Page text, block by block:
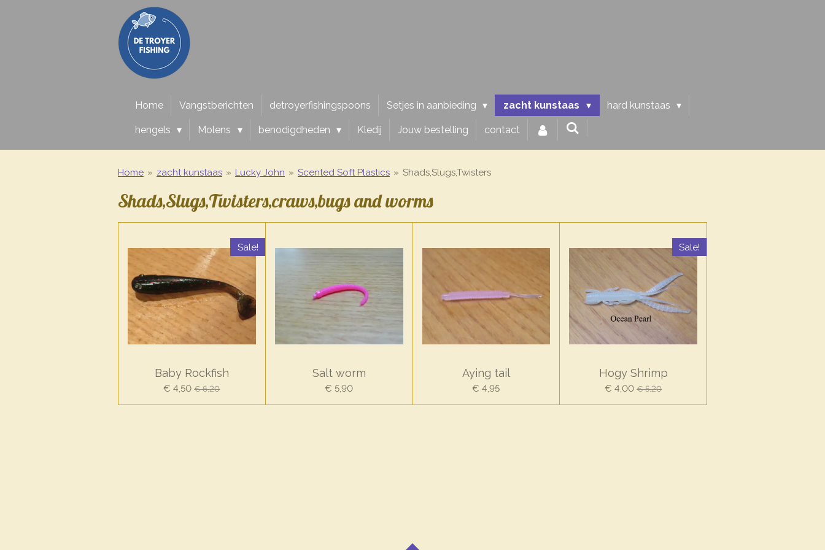
Home Vangstberichten detroyerfishingspoons Setjes in aanbieding zacht kunstaas hard kunstaas
hengels Molens benodigdheden Kledij Jouw bestelling contact
Home » zacht kunstaas » Lucky John » Scented Soft Plastics » Shads,Slugs,Twisters
Shads,Slugs,Twisters,craws,bugs and worms
Sale!
Baby Rockfish
€ 4,50 € 6,20
Salt worm
€ 5,90
Aying tail
€ 4,95
Sale!
Hogy Shrimp
€ 4,00 € 5,20